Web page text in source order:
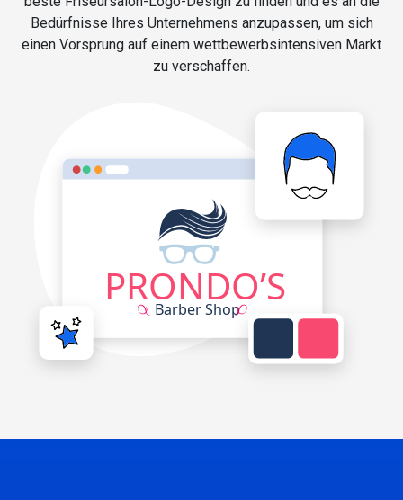
Bedürfnisse Ihres Unternehmens anzupassen, um sich
einen Vorsprung auf einem wettbewerbsintensiven Markt
zu verschaffen.